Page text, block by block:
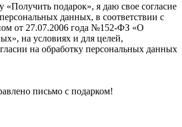
подарок», я даю свое согласие
данных, в соответствии с
от 27.07.2006 года №152-ФЗ «О
на условиях и для целей,
на обработку персональных данных
письмо с подарком!